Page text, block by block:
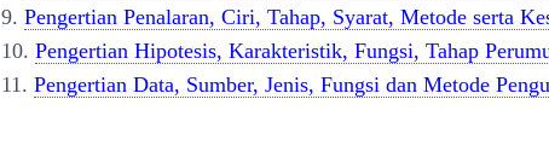
9. Pengertian Penalaran, Ciri, Tahap, Syarat, Metode serta
10. Pengertian Hipotesis, Karakteristik, Fungsi, Tahap
11. Pengertian Data, Sumber, Jenis, Fungsi dan Metode